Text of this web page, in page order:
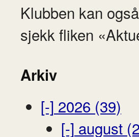
Klubben kan
sjekk fliken
Arkiv
[-] 2026 (39)
[-] august